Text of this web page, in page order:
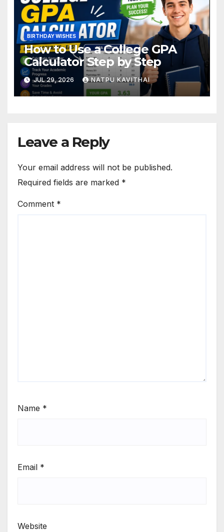
BIRTHDAY WISHES
How to Use a College GPA
Calculator Step by Step
JUL 29, 2026 NATPU KAVITHAI
Leave a Reply
Your email address will not be published.
Required fields are marked *
Comment *
Name *
Email *
Website